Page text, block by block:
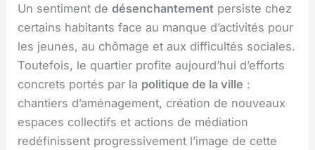
Un sentiment dedésenchantement persiste chez
certains habitants face au manque d’activités pour
les jeunes, au chômage et aux difficultés sociales.
Toutefois, le quartier profite aujourd’hui d’efforts
concrets portés par la politique de la ville :
chantiers d’aménagement, création de nouveaux
espaces collectifs et actions de médiation
redéfinissent progressivement l’image de cette